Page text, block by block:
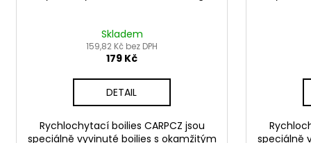
Skladem
159,82 Kč bez DPH
179 Kč
DETAIL
Rychlochytací boilies CARPCZ jsou
speciálně vyvinuté boilies s okamžitým
speciálně